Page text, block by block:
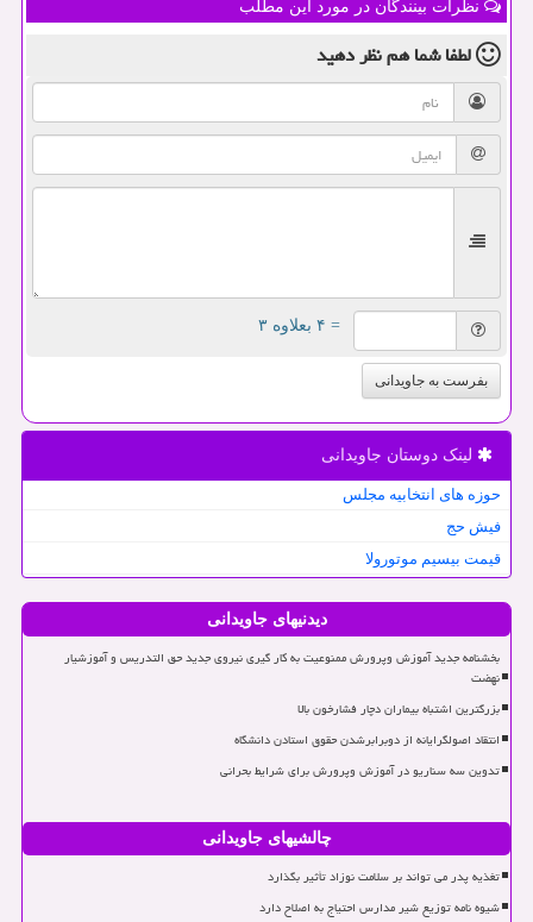
نظرات بینندگان در مورد این مطلب
لطفا شما همنظر دهید
= ۴ بعلاوه ۳
بفرست به جاویدانی
لینک دوستان جاویدانی
حوزه های انتخابیه مجلس
فیش حج
قیمت بیسیم موتورولا
دیدنیهای جاویدانی
بخشنامه جدید آموزش وپرورش ممنوعیت به کار گیری نیروی جدید حق التدریس و آموزشیار
نهضت
بزرگترین اشتباه بیماران دچار فشارخون بالا
انتقاد اصولگرایانه از دوبرابرشدن حقوق استادن دانشگاه
تدوین سه سناریو در آموزش وپرورش برای شرایط بحرانی
چالشیهای جاویدانی
تغذیه پدر می تواند بر سلامت نوزاد تأثیر بگذارد
شیوه نامه توزیع شیر مدارس احتیاج به اصلاح دارد